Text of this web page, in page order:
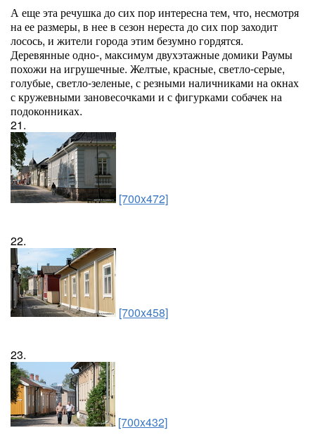
А еще эта речушка до сих пор интересна тем, что, несмотря
на ее размеры, в нее в сезон нереста до сих пор заходит
лосось, и жители города этим безумно гордятся.
Деревянные одно-, максимум двухэтажные домики Раумы
похожи на игрушечные. Желтые, красные, светло-серые,
голубые, светло-зеленые, с резными наличниками на окнах
с кружевными зановесочками и с фигурками собачек на
подоконниках.
21.
[700x472]
22.
[700x458]
23.
[700x432]